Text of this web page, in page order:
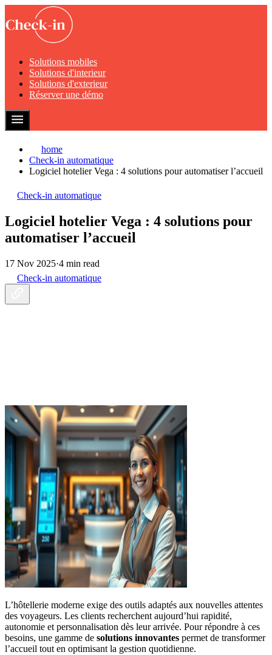
Solutions mobiles
Solutions d'interieur
Solutions d'exterieur
Réserver une démo
home
Check-in automatique
Logiciel hotelier Vega : 4 solutions pour automatiser l’accueil
Check-in automatique
Logiciel hotelier Vega : 4 solutions pour
automatiser l’accueil
17 Nov 2025·4 min read
Check-in automatique
L’hôtellerie moderne exige des outils adaptés aux nouvelles attentes
des voyageurs. Les clients recherchent aujourd’hui rapidité,
autonomie et personnalisation dès leur arrivée. Pour répondre à ces
besoins, une gamme de solutions innovantes permet de transformer
l’accueil tout en optimisant la gestion quotidienne.